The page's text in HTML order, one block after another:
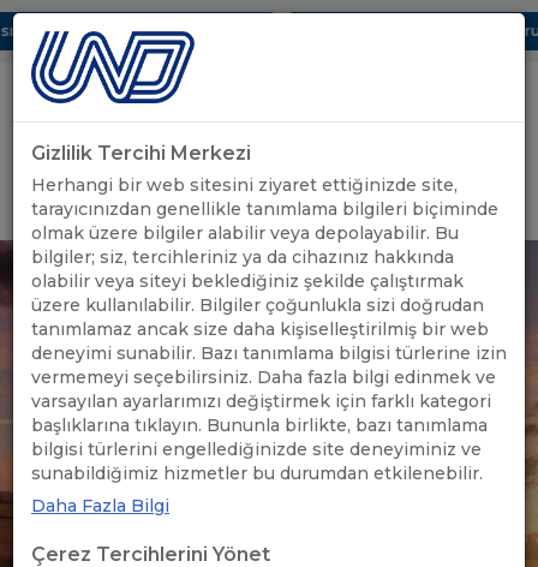
Dijital UBAK Bölümü Hakkında UND, Yunanistan Vize
Uluslararası Nakliyeciler Derneği
GİRİŞ YAP
Gizlilik Tercihi Merkezi
Herhangi bir web sitesini ziyaret ettiğinizde site,
tarayıcınızdan genellikle tanımlama bilgileri biçiminde
olmak üzere bilgiler alabilir veya depolayabilir. Bu
bilgiler; siz, tercihleriniz ya da cihazınız hakkında
olabilir veya siteyi beklediğiniz şekilde çalıştırmak
üzere kullanılabilir. Bilgiler çoğunlukla sizi doğrudan
tanımlamaz ancak size daha kişiselleştirilmiş bir web
deneyimi sunabilir. Bazı tanımlama bilgisi türlerine izin
vermemeyi seçebilirsiniz. Daha fazla bilgi edinmek ve
varsayılan ayarlarımızı değiştirmek için farklı kategori
başlıklarına tıklayın. Bununla birlikte, bazı tanımlama
bilgisi türlerini engellediğinizde site deneyiminiz ve
sunabildiğimiz hizmetler bu durumdan etkilenebilir.
Daha Fazla Bilgi
Çerez Tercihlerini Yönet